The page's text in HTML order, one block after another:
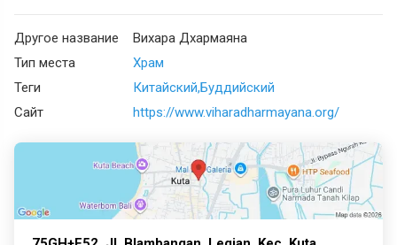
Другое название
Вихара Дхармаяна
Тип места
Храм
Теги
Китайский Буддийский
Сайт
https://www.viharadharmayana.org/